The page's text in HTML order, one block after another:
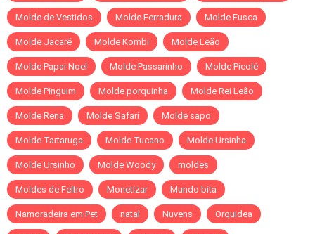
Molde de Vestidos Molde Ferradura Molde Fusca
Molde Jacaré Molde Kombi Molde Leão
Molde Papai Noel Molde Passarinho Molde Picolé
Molde Pinguim Molde porquinha Molde Rei Leão
Molde Rena Molde Safari Molde sapo
Molde Tartaruga Molde Tucano Molde Ursinha
Molde Ursinho Molde Woody moldes
Moldes de Feltro Monetizar Mundo bita
Namoradeira em Pet natal Nuvens Orquidea